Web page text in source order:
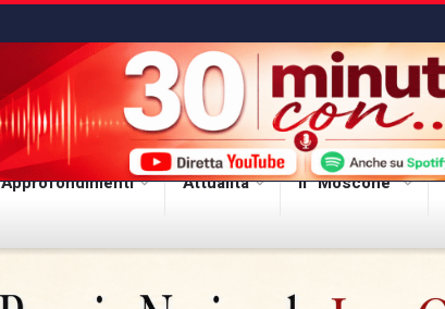
Approfondimenti Attualità Il “Moscone”